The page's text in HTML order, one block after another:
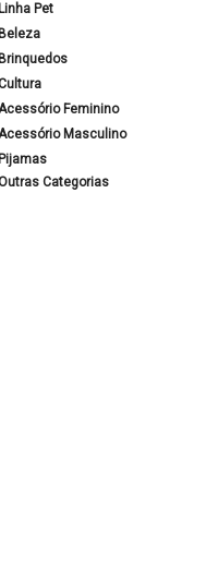
Pet
Feminino
Masculino
Categorias